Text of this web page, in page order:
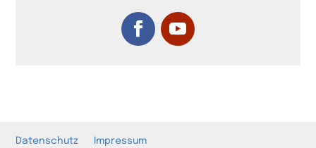
Datenschutz Impressum